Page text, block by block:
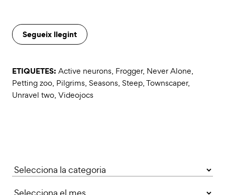
Segueix llegint
ETIQUETES: Active neurons, Frogger, Never Alone,
Petting zoo, Pilgrims, Seasons, Steep,Townscaper,
Unravel two, Videojocs
Categories